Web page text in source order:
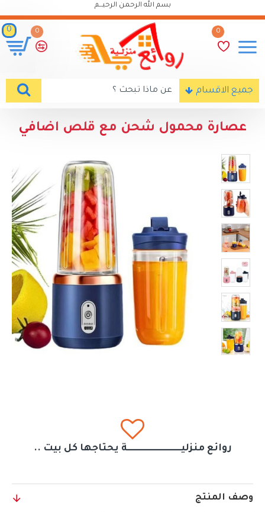
بسم الله الرحمن الرحيـــم
0
0
0
جميع الاقسام
عصارة محمول شحن مع قلص اضافي
روائع منزليــــــــــــــــــــــــــــــة يحتاجها كل بيت ..
وصف المنتج